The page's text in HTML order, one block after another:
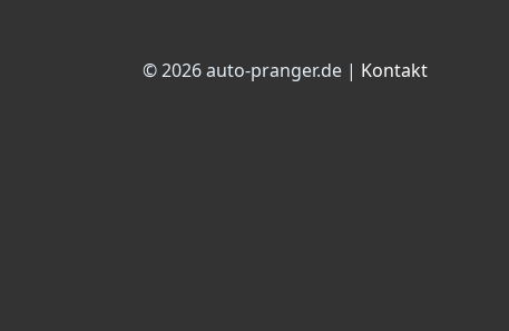
© 2026 auto-pranger.de | Kontakt